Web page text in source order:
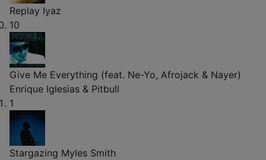
Replay Iyaz
10
Give Me Everything (feat. Ne-Yo, Afrojack & Nayer)
Enrique Iglesias & Pitbull
1
Stargazing Myles Smith